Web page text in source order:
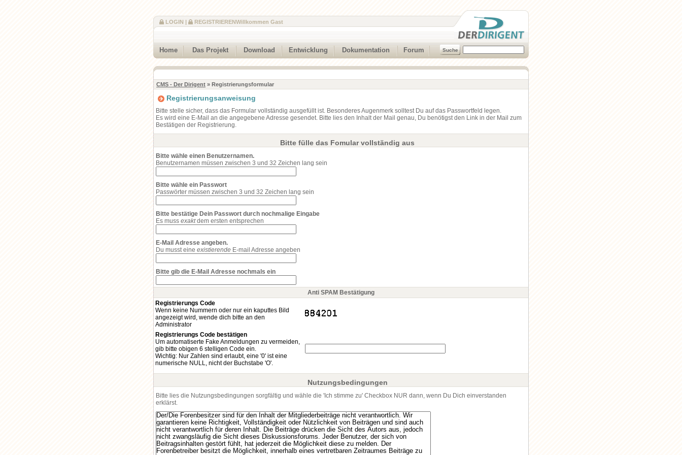
Willkommen Gast
LOGIN | REGISTRIEREN
Home Das Projekt Download Entwicklung Dokumentation Forum
CMS - Der Dirigent » Registrierungsformular
Registrierungsanweisung
Bitte stelle sicher, dass das Formular vollständig ausgefüllt ist. Besonderes Augenmerk solltest Du auf das Passwortfeld legen.
Es wird eine E-Mail an die angegebene Adresse gesendet. Bitte lies den Inhalt der Mail genau, Du benötigst den Link in der Mail zum
Bestätigen der Registrierung.
Bitte fülle das Fomular vollständig aus
Bitte wähle einen Benutzernamen.
Benutzernamen müssen zwischen 3 und 32 Zeichen lang sein
Bitte wähle ein Passwort
Passwörter müssen zwischen 3 und 32 Zeichen lang sein
Bitte bestätige Dein Passwort durch nochmalige Eingabe
Es muss exaktdem ersten entsprechen
E-Mail Adresse angeben.
Du musst eine existierende E-mail Adresse angeben
Bitte gib die E-Mail Adresse nochmals ein
Anti SPAM Bestätigung
Registrierungs Code
Wenn keine Nummern oder nur ein kaputtes Bild
angezeigt wird, wende dich bitte an den
Administrator
Registrierungs Code bestätigen
Um automatiserte Fake Anmeldungen zu vermeiden,
gib bitte obigen 6 stelligen Code ein.
Wichtig: Nur Zahlen sind erlaubt, eine '0' ist eine
numerische NULL, nicht der Buchstabe 'O'.
Nutzungsbedingungen
Bitte lies die Nutzungsbedingungen sorgfältig und wähle die 'Ich stimme zu' Checkbox NUR dann, wenn Du Dich einverstanden
erklärst.